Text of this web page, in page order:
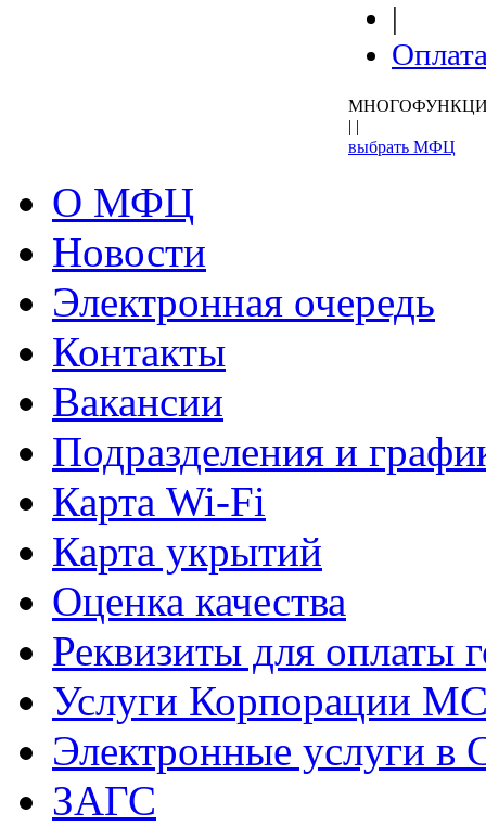
|
| |
выбрать МФЦ
О МФЦ
Новости
Электронная очередь
Контакты
Вакансии
Подразделения и
Карта Wi-Fi
Карта укрытий
Оценка качества
Реквизиты для оплаты
Услуги Корпорации
Электронные услуги в
ЗАГС